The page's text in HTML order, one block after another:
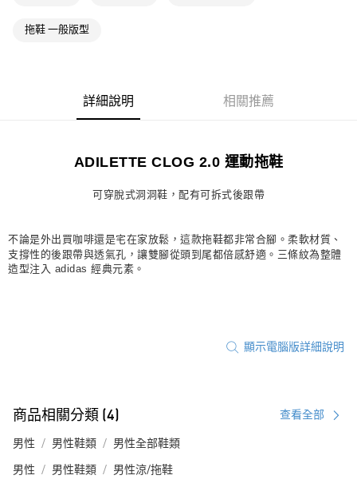
每筆NT$80，滿NT$1,500(含以上)免運費
付款後7-11取貨
每筆NT$80，滿NT$1,500(含以上)免運費
拖鞋 一般版型
詳細說明 相關推薦
ADILETTE CLOG 2.0 運動拖鞋
可穿脫式洞洞鞋，配有可拆式後跟帶
不論是外出買咖啡還是宅在家放鬆，這款拖鞋都非常合腳。柔軟材質、
支撐性的後跟帶與透氣孔，讓雙腳從頭到尾都倍感舒適。三條紋為整體
造型注入 adidas 經典元素。
顯示電腦版詳細說明
商品相關分類 (4) 查看全部
男性 男性鞋類 男性全部鞋類
男性 男性鞋類 男性涼/拖鞋